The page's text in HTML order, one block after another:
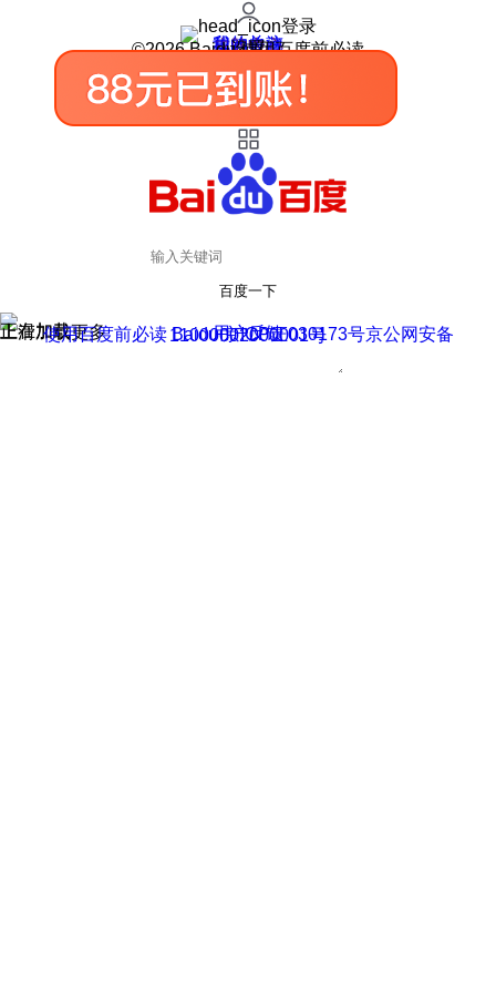
登录
我的关注
我的收藏
皮肤中心
用户反馈
设置
©2026 Baidu 使用百度前必读
百度一下
正在加载
上滑加载更多 用户反馈
使用百度前必读 Baidu 京ICP证030173号
京公网安备11000002000001号